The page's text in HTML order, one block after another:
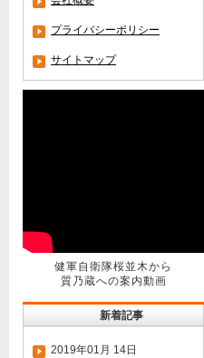
プライバシーポリシー
サイトマップ
健軍自衛隊桜並木から
質乃蔵への案内動画
新着記事
2019年01月 14日